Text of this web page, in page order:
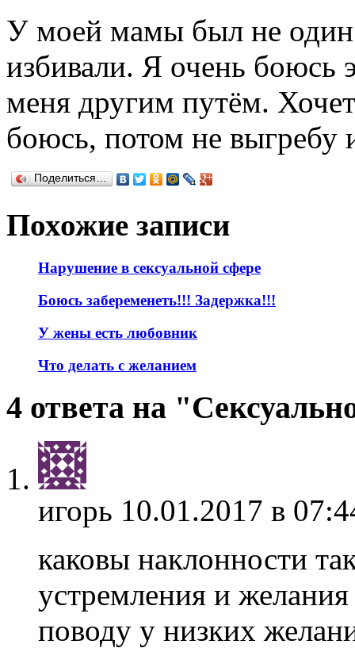
У моей мамы был не
избивали. Я очень боюсь
меня другим путём.
боюсь, потом не выгребу
Поделиться…
Похожие записи
Нарушение в сексуальной сфере
Боюсь забеременеть!!! Задержка!!!
У жены есть любовник
Что делать с желанием
4 ответа на
игорь 10.01.2017 в
каковы наклонности
устремления и
поводу у низких